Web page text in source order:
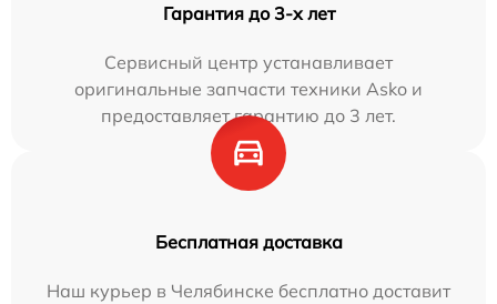
Гарантия до 3-х лет
Сервисный центр устанавливает
оригинальные запчасти техники Asko и
предоставляет гарантию до 3 лет.
Бесплатная доставка
Наш курьер в Челябинске бесплатно доставит